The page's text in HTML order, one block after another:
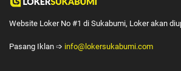
Website Loker No #1 di Sukabumi, Loker akan
Pasang Iklan ➩ info@lokersukabumi.com